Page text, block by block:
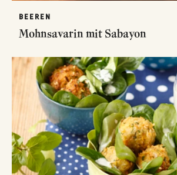
BEEREN
Mohnsavarin mit Sabayon